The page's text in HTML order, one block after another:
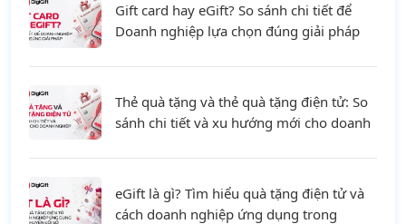
Gift card hay eGift? So sánh chi tiết để
Doanh nghiệp lựa chọn đúng giải pháp
Thẻ quà tặng và thẻ quà tặng điện tử: So
sánh chi tiết và xu hướng mới cho doanh
eGift là gì? Tìm hiểu quà tặng điện tử và
cách doanh nghiệp ứng dụng trong